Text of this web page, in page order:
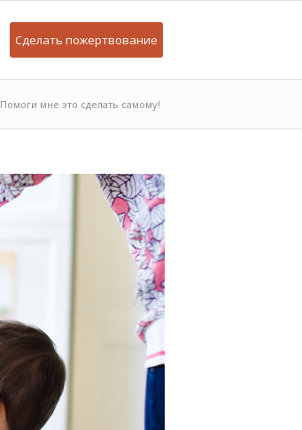
Сделать пожертвование
Помоги мне это сделать самому!